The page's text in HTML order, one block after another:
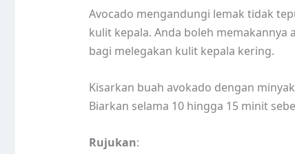
Avocado mengandungi lemak tidak
kulit kepala. Anda boleh
bagi melegakan kulit kepala kering.
Kisarkan buah avokado dengan
Biarkan selama 10 hingga 15 minit
Rujukan: